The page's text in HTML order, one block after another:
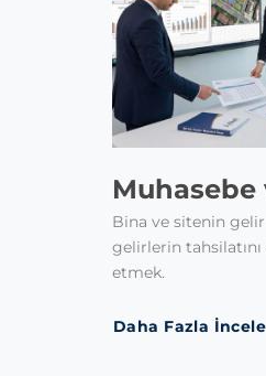
Muhasebe
Bina ve sitenin
gelirlerin
etmek.
Daha Fazla İncele